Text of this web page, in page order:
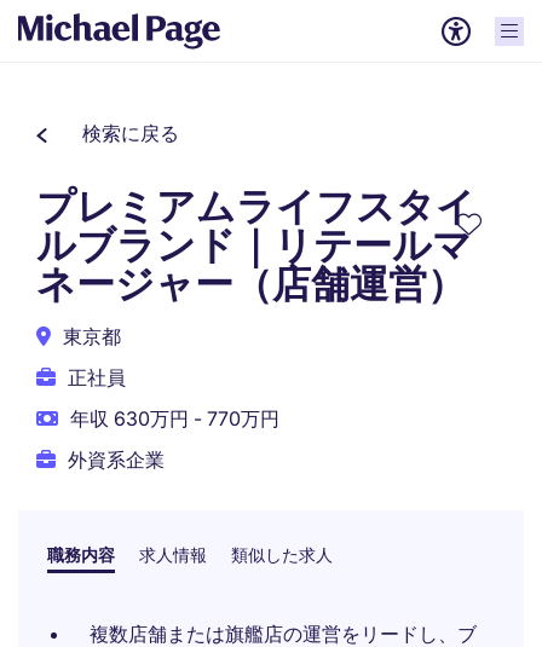
検索に戻る
プレミアムライフスタイ
ルブランド｜リテールマ
ネージャー（店舗運営）
東京都
正社員
年収 630万円 - 770万円
外資系企業
職務内容 求人情報 類似した求人
複数店舗または旗艦店の運営をリードし、ブ